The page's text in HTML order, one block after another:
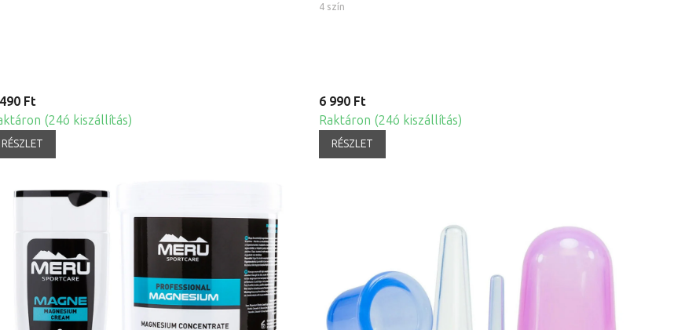
Ft
(24ó kiszállítás)
RÉSZLET
4 szín
6 990 Ft
Raktáron (24ó kiszállítás)
RÉSZLET